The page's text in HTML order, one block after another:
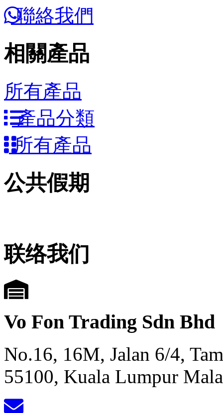
聯絡我們
相關產品
所有產品
產品分類
所有產品
公共假期
联络我们
Vo Fon Trading Sdn Bhd
No.16, 16M, Jalan 6/4,
55100, Kuala Lumpur